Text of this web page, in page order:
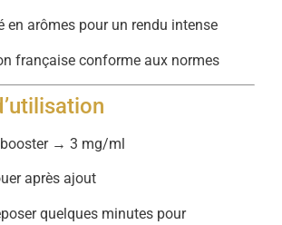
en arômes pour un rendu intense
française conforme aux normes
→ 3 mg/ml
après ajout
quelques minutes pour